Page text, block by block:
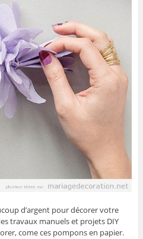
d’argent pour décorer votre
travaux manuels et projets DIY
come ces pompons en papier.